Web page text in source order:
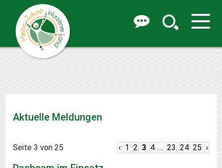
Aktuelle Meldungen
Seite 3 von 25 ‹ 1 2 3 4 ... 23 24 25 ›